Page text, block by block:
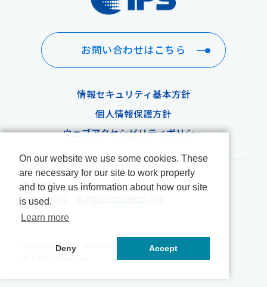
お問い合わせはこちら
情報セキュリティ基本方針
個人情報保護方針
ウェブアクセシビリティポリシー
東京本社
〒113-0034 東京都文京区湯島1-3-4
Copyright ©2026 NIPPAN IPS Co., Ltd.
On our website we use some cookies. These
are necessary for our site to work properly
and to give us information about how our site
is used.
Learn more
Deny Accept